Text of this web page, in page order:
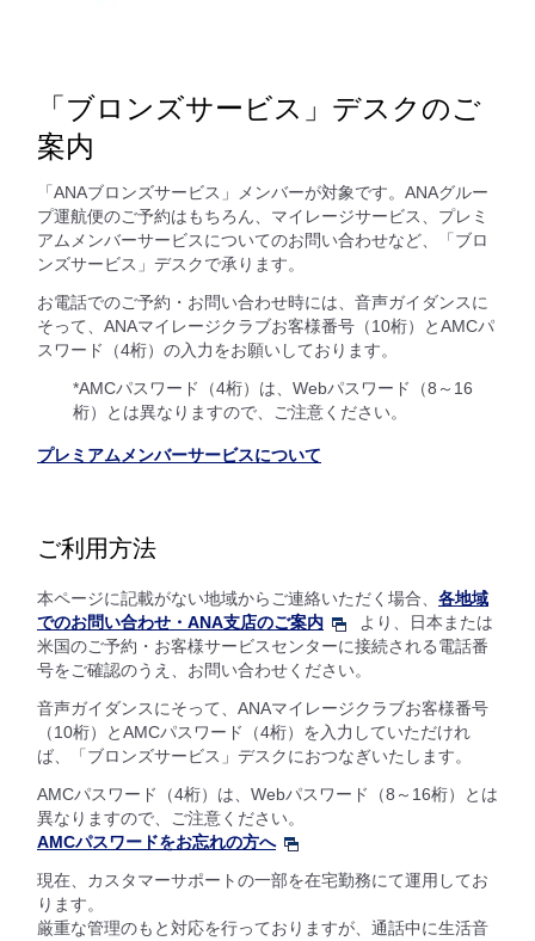
「ブロンズサービス」デスクのご
案内
「ANAブロンズサービス」メンバーが対象です。ANAグルー
プ運航便のご予約はもちろん、マイレージサービス、プレミ
アムメンバーサービスについてのお問い合わせなど、「ブロ
ンズサービス」デスクで承ります。
お電話でのご予約・お問い合わせ時には、音声ガイダンスに
そって、ANAマイレージクラブお客様番号（10桁）とAMCパ
スワード（4桁）の入力をお願いしております。
*AMCパスワード（4桁）は、Webパスワード（8～16
桁）とは異なりますので、ご注意ください。
プレミアムメンバーサービスについて
ご利用方法
本ページに記載がない地域からご連絡いただく場合、 各地域
でのお問い合わせ・ANA支店のご案内
より、日本または
米国のご予約・お客様サービスセンターに接続される電話番
号をご確認のうえ、お問い合わせください。
音声ガイダンスにそって、ANAマイレージクラブお客様番号
（10桁）とAMCパスワード（4桁）を入力していただけれ
ば、「ブロンズサービス」デスクにおつなぎいたします。
AMCパスワード（4桁）は、Webパスワード（8～16桁）とは
異なりますので、ご注意ください。
AMCパスワードをお忘れの方へ
現在、カスタマーサポートの一部を在宅勤務にて運用してお
ります。
厳重な管理のもと対応を行っておりますが、通話中に生活音